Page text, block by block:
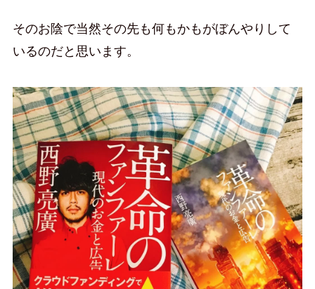
そのお陰で当然その先も何もかもがぼんやりして
いるのだと思います。